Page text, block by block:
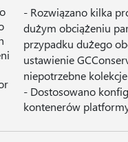
- Rozwiązano kilka
dużym obciążeniu
przypadku dużego
ustawienie
niepotrzebne
- Dostosowano
kontenerów